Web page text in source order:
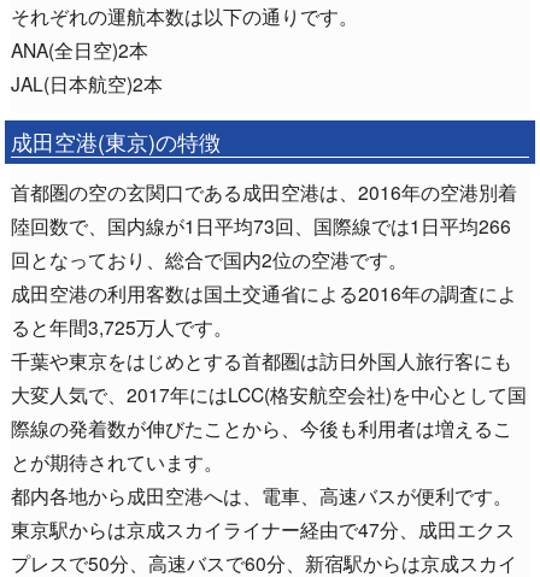
それぞれの運航本数は以下の通りです。
ANA(全日空)2本
JAL(日本航空)2本
成田空港(東京)の特徴
首都圏の空の玄関口である成田空港は、2016年の空港別着
陸回数で、国内線が1日平均73回、国際線では1日平均266
回となっており、総合で国内2位の空港です。
成田空港の利用客数は国土交通省による2016年の調査によ
ると年間3,725万人です。
千葉や東京をはじめとする首都圏は訪日外国人旅行客にも
大変人気で、2017年にはLCC(格安航空会社)を中心として国
際線の発着数が伸びたことから、今後も利用者は増えるこ
とが期待されています。
都内各地から成田空港へは、電車、高速バスが便利です。
東京駅からは京成スカイライナー経由で47分、成田エクス
プレスで50分、高速バスで60分、新宿駅からは京成スカイ